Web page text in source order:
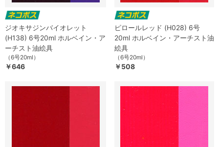
ジオキサジンバイオレット
(H138) 6号20ml ホルベイン・ア
ーチスト油絵具
（6号20ml）
￥646
ピロールレッド (H028) 6号
20ml ホルベイン・アーチスト油
絵具
（6号20ml）
￥508